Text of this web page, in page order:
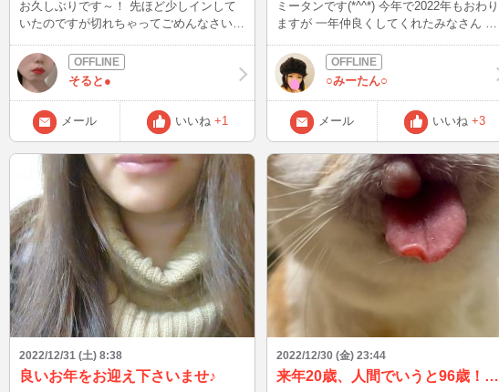
お久しぶりです～！ 先ほど少しインして
いたのですが切れちゃってごめんなさい🙇
願いします～
そると●
メール いいね +1
ミータンです(*^^*) 今年で2022年もおわり
ますが 一年仲良くしてくれたみなさん 有
期配信が続いた中、 遊びにきてくれて楽
しい時間が 過ごせました 今日参加した冬
コミで 撮影した写真。。。 ﾎﾛﾗｲﾌﾞのブー
スまわれたのは良かったけど、人多すぎて
疲れたああww 来年もよろしくねえ★
○みーたん○
メール いいね +3
2022/12/31 (土) 8:38
良いお年をお迎え下さいませ♪
2022/12/30 (金) 23:44
来年20歳、人間でいうと96歳！！！